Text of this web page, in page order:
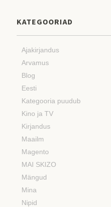
KATEGOORIAD
Ajakirjandus
Arvamus
Blog
Eesti
Kategooria puudub
Kino ja TV
Kirjandus
Maailm
Magento
MAI SKIZO
Mängud
Mina
Nipid